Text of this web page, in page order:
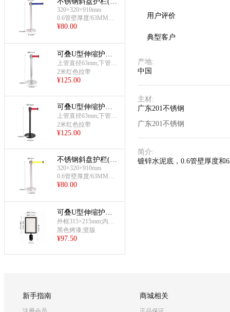
色绳)
320×320×910mm
0.6管壁厚度/63MM管
径
¥80.00
可叠U型伸缩护栏
杆(201材质)
上管直径63mm;下管直
径51mm
2米红色拉带
¥125.00
可叠U型伸缩护栏
杆(铸铁烤漆材)
上管直径63mm;下管直
径51mm
2米红色拉带
¥125.00
不锈钢斜盘护栏(黄
色绳)
320×320×910mm
0.6管壁厚度/63MM管
径
¥80.00
可叠U型伸缩护栏
杆(烤漆黑A4插牌)
外框315×215mm;内框2
75×175mm;总长435m
m;底部直径63mm
黑色烤漆;竖版
¥97.50
用户评价
典型客户
产地:
中国
主材:
广东201不锈钢
广东201不锈钢
简介:
镀锌水泥底，0.6管壁厚度和
新手指南 商城相关